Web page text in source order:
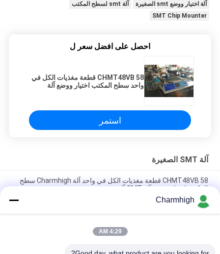
آلة اختيار ووضع smt الصغيرة
آلة smt لسطح المكتب
SMT Chip Mounter
احصل على افضل سعر ل
CHMT48VB 58 قطعة مغذيات الكل في
واحد سطح المكتب اختيار ووضع آلة
استمر
آلة SMT الصغيرة
CHMT48VB 58 قطعة مغذيات الكل في واحد آلة Charmhigh سطح
المكتب اختيار ووضع آلة SMT آلة صغيرة
صغيرة PCB بالقطع
Charmhigh
4:29 AM